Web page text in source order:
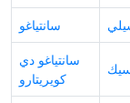
سانتياغو
سانتياغو دي
كويريتارو